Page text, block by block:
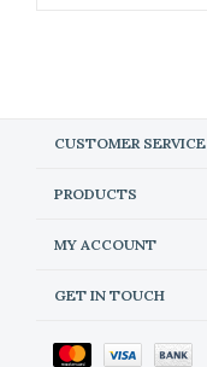
CUSTOMER SERVICE
PRODUCTS
MY ACCOUNT
GET IN TOUCH